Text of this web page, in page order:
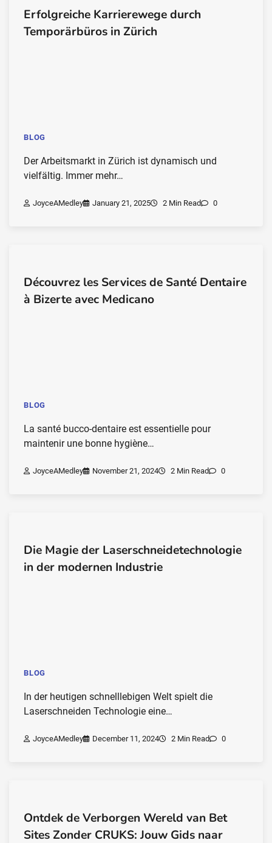
Erfolgreiche Karrierewege durch
Temporärbüros in Zürich
BLOG
Der Arbeitsmarkt in Zürich ist dynamisch und
vielfältig. Immer mehr…
JoyceAMedley January 21, 2025 2 Min Read 0
Découvrez les Services de Santé Dentaire
à Bizerte avec Medicano
BLOG
La santé bucco-dentaire est essentielle pour
maintenir une bonne hygiène…
JoyceAMedley November 21, 2024 2 Min Read 0
Die Magie der Laserschneidetechnologie
in der modernen Industrie
BLOG
In der heutigen schnelllebigen Welt spielt die
Laserschneiden Technologie eine…
JoyceAMedley December 11, 2024 2 Min Read 0
Ontdek de Verborgen Wereld van Bet
Sites Zonder CRUKS: Jouw Gids naar